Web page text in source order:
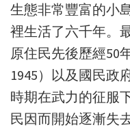
生態非常豐富的小
裡生活了六千年。
原住民先後歷經50
1945）以及國民政
時期在武力的征服
民因而開始逐漸失